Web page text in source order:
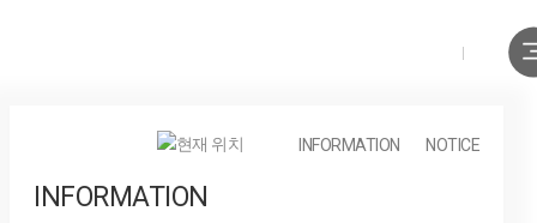
INFORMATION NOTICE
INFORMATION